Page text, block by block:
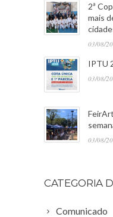
2ª
mais
03/08/
IPTU
03/08/
03/08/
CATEGORIA
Comunicado